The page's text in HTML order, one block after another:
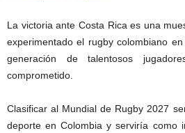
La victoria ante Costa Rica es una
experimentado el rugby colombiano
generación de talentosos
comprometido.
Clasificar al Mundial de Rugby 2027
deporte en Colombia y serviría como